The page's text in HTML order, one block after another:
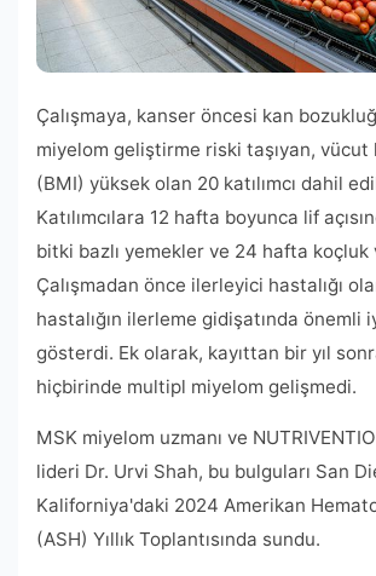
Çalışmaya, kanser öncesi kan
miyelom geliştirme riski taşıyan,
(BMI) yüksek olan 20 katılımcı dahil
Katılımcılara 12 hafta boyunca lif
bitki bazlı yemekler ve 24 hafta koçluk
Çalışmadan önce ilerleyici hastalığı
hastalığın ilerleme gidişatında önemli
gösterdi. Ek olarak, kayıttan bir yıl
hiçbirinde multipl miyelom gelişmedi.
MSK miyelom uzmanı ve
lideri Dr. Urvi Shah, bu bulguları San
Kaliforniya'daki 2024 Amerikan
(ASH) Yıllık Toplantısında sundu.